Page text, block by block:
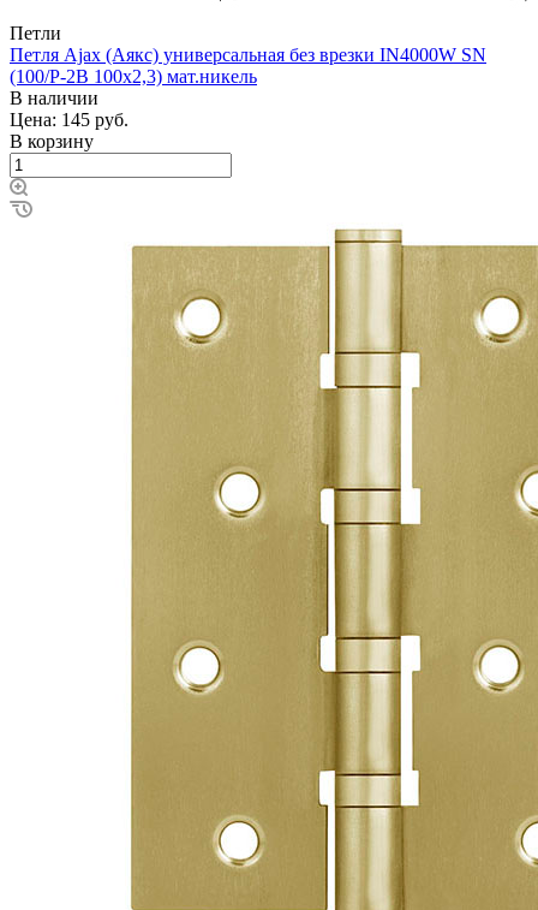
Петли
Петля Ajax (Аякс) универсальная без врезки IN4000W SN
(100/P-2B 100x2,3) мат.никель
В наличии
Цена: 145 руб.
В корзину